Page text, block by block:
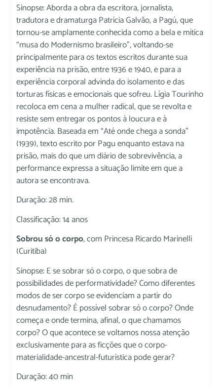
Sinopse: Aborda a obra da escritora, jornalista,
tradutora e dramaturga Patrícia Galvão, a Pagú, que
tornou-se amplamente conhecida como a bela e mítica
“musa do Modernismo brasileiro”, voltando-se
principalmente para os textos escritos durante sua
experiência na prisão, entre 1936 e 1940, e para a
experiência corporal advinda do isolamento e das
torturas físicas e emocionais que sofreu. Lígia Tourinho
recoloca em cena a mulher radical, que se revolta e
resiste sem entregar os pontos à loucura e à
impotência. Baseada em “Até onde chega a sonda”
(1939), texto escrito por Pagu enquanto estava na
prisão, mais do que um diário de sobrevivência, a
performance expressa a situação limite em que a
autora se encontrava.
Duração: 28 min.
Classificação: 14 anos
Sobrou só o corpo, com Princesa Ricardo Marinelli
(Curitiba)
Sinopse: E se sobrar só o corpo, o que sobra de
possibilidades de performatividade? Como diferentes
modos de ser corpo se evidenciam a partir do
desnudamento? É possível sobrar só o corpo? Onde
começa e onde termina, afinal, o que chamamos
corpo? O que acontece se voltamos nossa atenção
exclusivamente para as ficções que o corpo-
materialidade-ancestral-futurística pode gerar?
Duração: 40 min